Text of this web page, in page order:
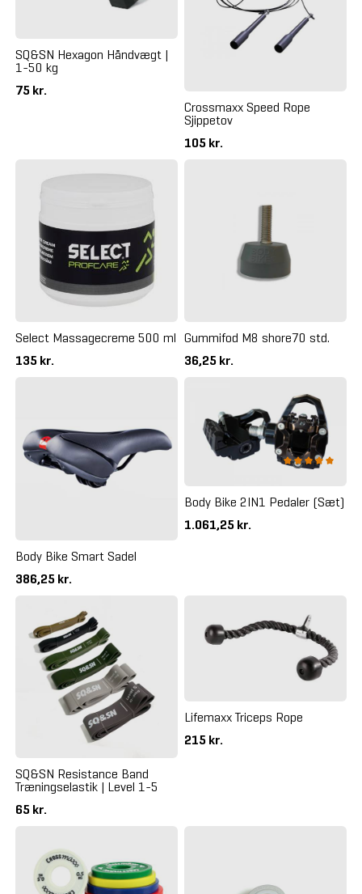
SQ&SN Hexagon Håndvægt |
1-50 kg
75 kr.
Crossmaxx Speed Rope
Sjippetov
105 kr.
Select Massagecreme 500 ml
135 kr.
Gummifod M8 shore70 std.
36,25 kr.
Body Bike Smart Sadel
386,25 kr.
Body Bike 2IN1 Pedaler (Sæt)
1.061,25 kr.
SQ&SN Resistance Band
Træningselastik | Level 1-5
65 kr.
Lifemaxx Triceps Rope
215 kr.